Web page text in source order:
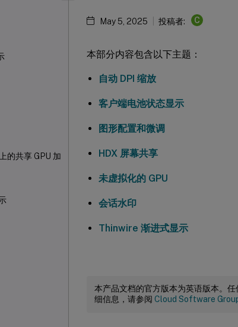
的共享 GPU 加
May 5, 2025 投稿者: C
本部分内容包含以下主题：
自动 DPI 缩放
客户端电池状态显示
图形配置和微调
HDX 屏幕共享
未虚拟化的 GPU
会话水印
Thinwire 渐进式显示
本产品文档的官方版本为英语版本。
细信息，请参阅 Cloud Software